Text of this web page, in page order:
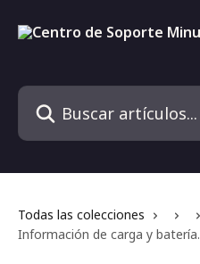
Buscar artículos...
Todas las colecciones
Información de carga y batería.